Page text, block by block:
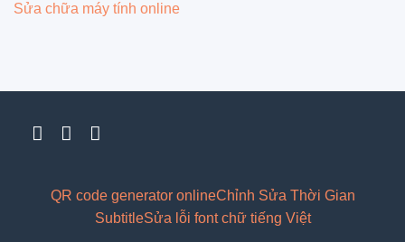
Sửa chữa máy tính online
QR code generator onlineChỉnh Sửa Thời Gian
SubtitleSửa lỗi font chữ tiếng Việt